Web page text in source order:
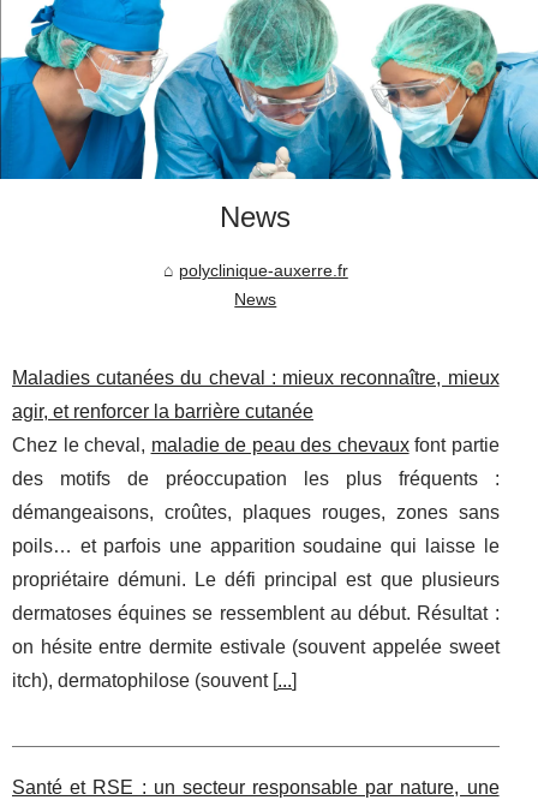
News
polyclinique-auxerre.fr
News
Maladies cutanées du cheval : mieux reconnaître, mieux
agir, et renforcer la barrière cutanée
Chez le cheval, maladie de peau des chevauxfont partie
des motifs de préoccupation les plus fréquents :
démangeaisons, croûtes, plaques rouges, zones sans
poils… et parfois une apparition soudaine qui laisse le
propriétaire démuni. Le défi principal est que plusieurs
dermatoses équines se ressemblent au début. Résultat :
on hésite entre dermite estivale (souvent appelée sweet
itch), dermatophilose (souvent [...]
Santé et RSE : un secteur responsable par nature, une